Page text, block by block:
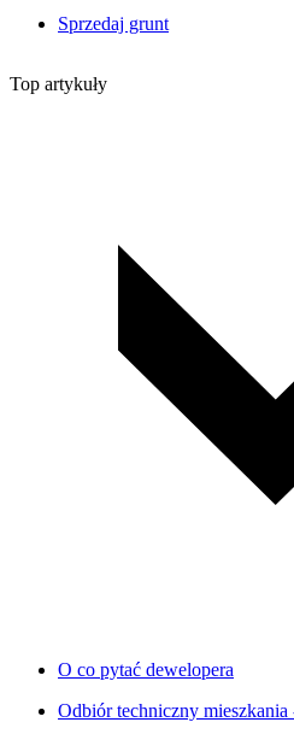
Sprzedaj grunt
Top artykuły
O co pytać dewelopera
Odbiór techniczny